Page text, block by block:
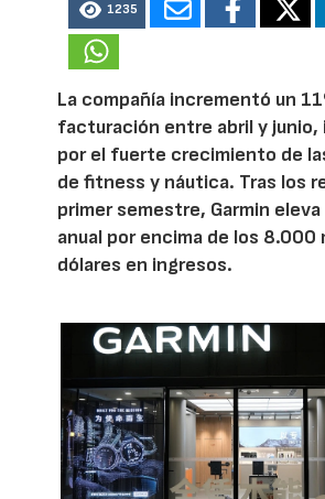
1235
La compañía incrementó un
facturación entre abril y junio,
por el fuerte crecimiento de
de fitness y náutica. Tras los
primer semestre, Garmin
anual por encima de los 8.000
dólares en ingresos.